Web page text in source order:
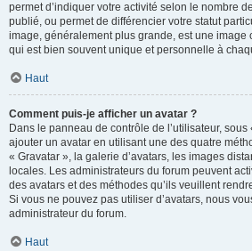
permet d’indiquer votre activité selon le nombre
publié, ou permet de différencier votre statut
image, généralement plus grande, est une image
qui est bien souvent unique et personnelle à
Haut
Comment puis-je afficher un avatar ?
Dans le panneau de contrôle de l’utilisateur,
ajouter un avatar en utilisant une des quatre
« Gravatar », la galerie d’avatars, les images
locales. Les administrateurs du forum peuvent
des avatars et des méthodes qu’ils veuillent
Si vous ne pouvez pas utiliser d’avatars, nous
administrateur du forum.
Haut